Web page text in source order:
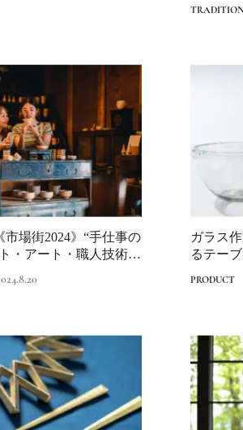
場街2024》“手仕事の
・アート・職人技術・
ガラス
るテー
PRODUCT
号「
自然
スケ
TRAVEL